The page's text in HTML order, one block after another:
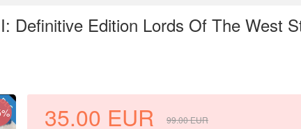
Definitive Edition Lords Of The West
35.00 EUR 99.00EUR